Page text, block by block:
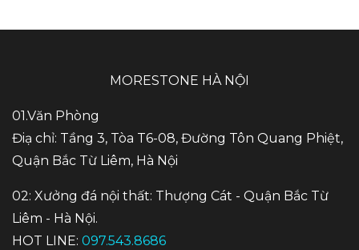
MORESTONE HÀ NỘI
01.Văn Phòng
Điạ chỉ: Tầng 3, Tòa T6-08, Đường Tôn Quang Phiệt,
Quận Bắc Từ Liêm, Hà Nội
02: Xưởng đá nội thất: Thượng Cát - Quận Bắc Từ
Liêm - Hà Nội.
HOT LINE: 097.543.8686